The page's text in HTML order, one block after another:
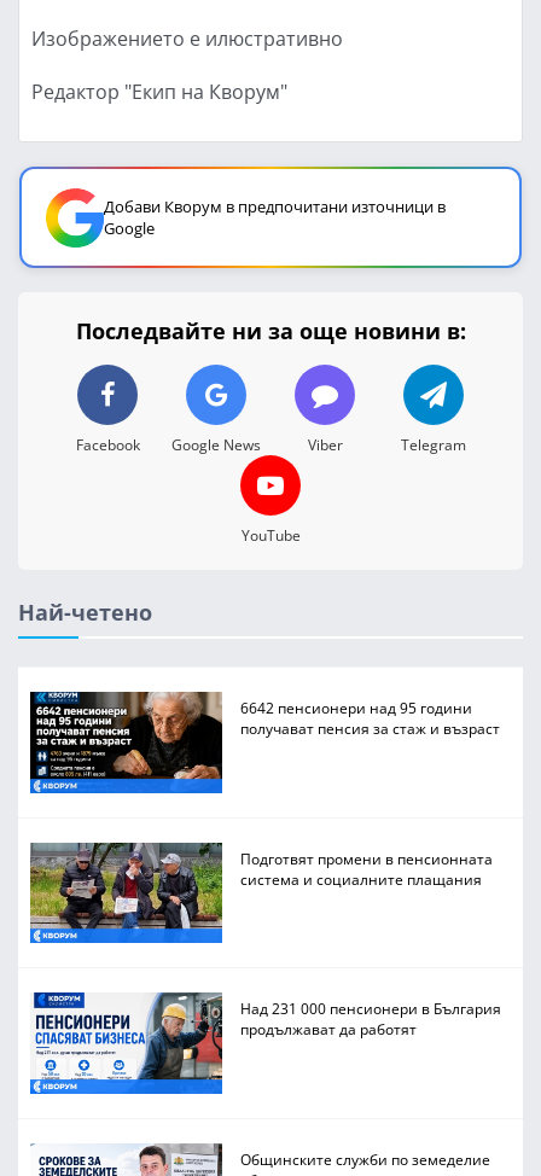
Изображението е илюстративно
Редактор "Екип на Кворум"
Добави Кворум в предпочитани източници в
Google
Последвайте ни за още новини в:
Facebook Google News Viber Telegram
YouTube
Най-четено
6642 пенсионери над 95 години
получават пенсия за стаж и възраст
Подготвят промени в пенсионната
система и социалните плащания
Над 231 000 пенсионери в България
продължават да работят
Общинските служби по земеделие